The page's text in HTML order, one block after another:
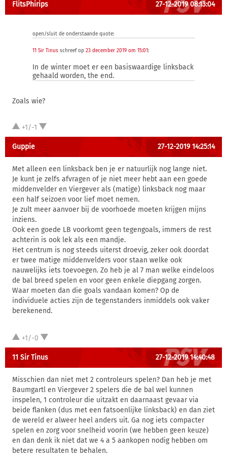
FlitsPhirips 27-12-2019 08:13:04
open/sluit de onderstaande quote:
11 Sir Tinus schreef op 23 december 2019 om 15:01:
In de winter moet er een basiswaardige linksback
gehaald worden, the end.
Zoals wie?
+1/-1
Guppie 27-12-2019 14:25:14
Met alleen een linksback ben je er natuurlijk nog lange niet.
Je kunt je zelfs afvragen of je niet meer hebt aan een goede
middenvelder en Viergever als (matige) linksback nog maar
een half seizoen voor lief moet nemen.
Je zult meer aanvoer bij de voorhoede moeten krijgen mijns
inziens.
Ook een goede LB voorkomt geen tegengoals, immers de rest
achterin is ook lek als een mandje.
Het centrum is nog steeds uiterst droevig, zeker ook doordat
er twee matige middenvelders voor staan welke ook
nauwelijks iets toevoegen. Zo heb je al 7 man welke eindeloos
de bal breed spelen en voor geen enkele diepgang zorgen.
Waar moeten dan die goals vandaan komen? Op de
individuele acties zijn de tegenstanders inmiddels ook vaker
berekenend.
+1/-0
11 Sir Tinus 27-12-2019 14:40:48
Misschien dan niet met 2 controleurs spelen? Dan heb je met
Baumgartl en Viergever 2 spelers die de bal wel kunnen
inspelen, 1 controleur die uitzakt en daarnaast gevaar via
beide flanken (dus met een fatsoenlijke linksback) en dan ziet
de wereld er alweer heel anders uit. Ga nog iets compacter
spelen en zorg voor snelheid voorin (we hebben geen keuze)
en dan denk ik niet dat we 4 a 5 aankopen nodig hebben om
betere resultaten te behalen.